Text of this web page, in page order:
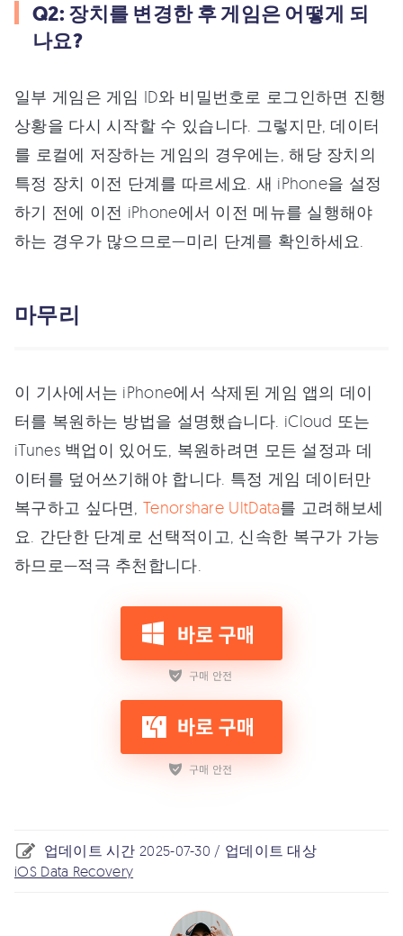
Q2: 장치를 변경한 후 게임은 어떻게 되
나요?
일부 게임은 게임 ID와 비밀번호로 로그인하면 진행
상황을 다시 시작할 수 있습니다. 그렇지만, 데이터
를 로컬에 저장하는 게임의 경우에는, 해당 장치의
특정 장치 이전 단계를 따르세요. 새 iPhone을 설정
하기 전에 이전 iPhone에서 이전 메뉴를 실행해야
하는 경우가 많으므로—미리 단계를 확인하세요.
마무리
이 기사에서는 iPhone에서 삭제된 게임 앱의 데이
터를 복원하는 방법을 설명했습니다. iCloud 또는
iTunes 백업이 있어도, 복원하려면 모든 설정과 데
이터를 덮어쓰기해야 합니다. 특정 게임 데이터만
복구하고 싶다면, Tenorshare UltData를 고려해보세
요. 간단한 단계로 선택적이고, 신속한 복구가 가능
하므로—적극 추천합니다.
업데이트 시간 2025-07-30 / 업데이트 대상
iOS Data Recovery